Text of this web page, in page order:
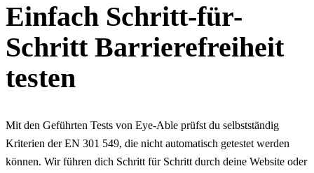
Einfach Schritt-für-
Schritt Barrierefreiheit
testen
Mit den Geführten Tests von Eye-Able prüfst du selbstständig
Kriterien der EN 301 549, die nicht automatisch getestet werden
können. Wir führen dich Schritt für Schritt durch deine Website oder